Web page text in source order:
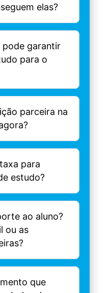
elas?
pode garantir
para o
parceira na
para
estudo?
ao aluno?
ou as
que